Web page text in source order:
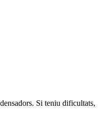
Si teniu dificultats,